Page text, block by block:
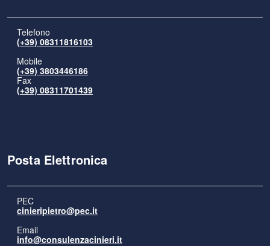
Telefono
(+39) 08311816103
Mobile
(+39) 3803446186
Fax
(+39) 08311701439
Posta Elettronica
PEC
cinieripietro@pec.it
Email
info@consulenzacinieri.it